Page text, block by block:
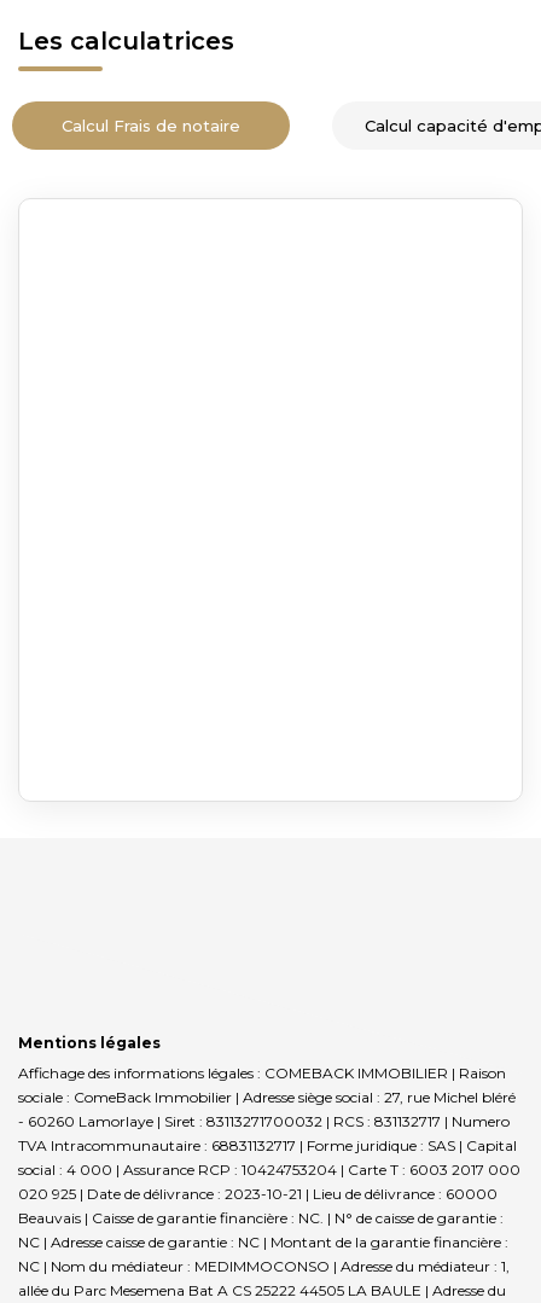
Les calculatrices
Calcul Frais de notaire Calcul capacité
Mentions légales
Affichage des informations légales : COMEBACK IMMOBILIER | Raison
sociale : ComeBack Immobilier | Adresse siège social : 27, rue Michel bléré
- 60260 Lamorlaye | Siret : 83113271700032 | RCS : 831132717 | Numero
TVA Intracommunautaire : 68831132717 | Forme juridique : SAS | Capital
social : 4 000 | Assurance RCP : 10424753204 | Carte T : 6003 2017 000
020 925 | Date de délivrance : 2023-10-21 | Lieu de délivrance : 60000
Beauvais | Caisse de garantie financière : NC. | N° de caisse de garantie :
NC | Adresse caisse de garantie : NC | Montant de la garantie financière :
NC | Nom du médiateur : MEDIMMOCONSO | Adresse du médiateur : 1,
allée du Parc Mesemena Bat A CS 25222 44505 LA BAULE | Adresse du